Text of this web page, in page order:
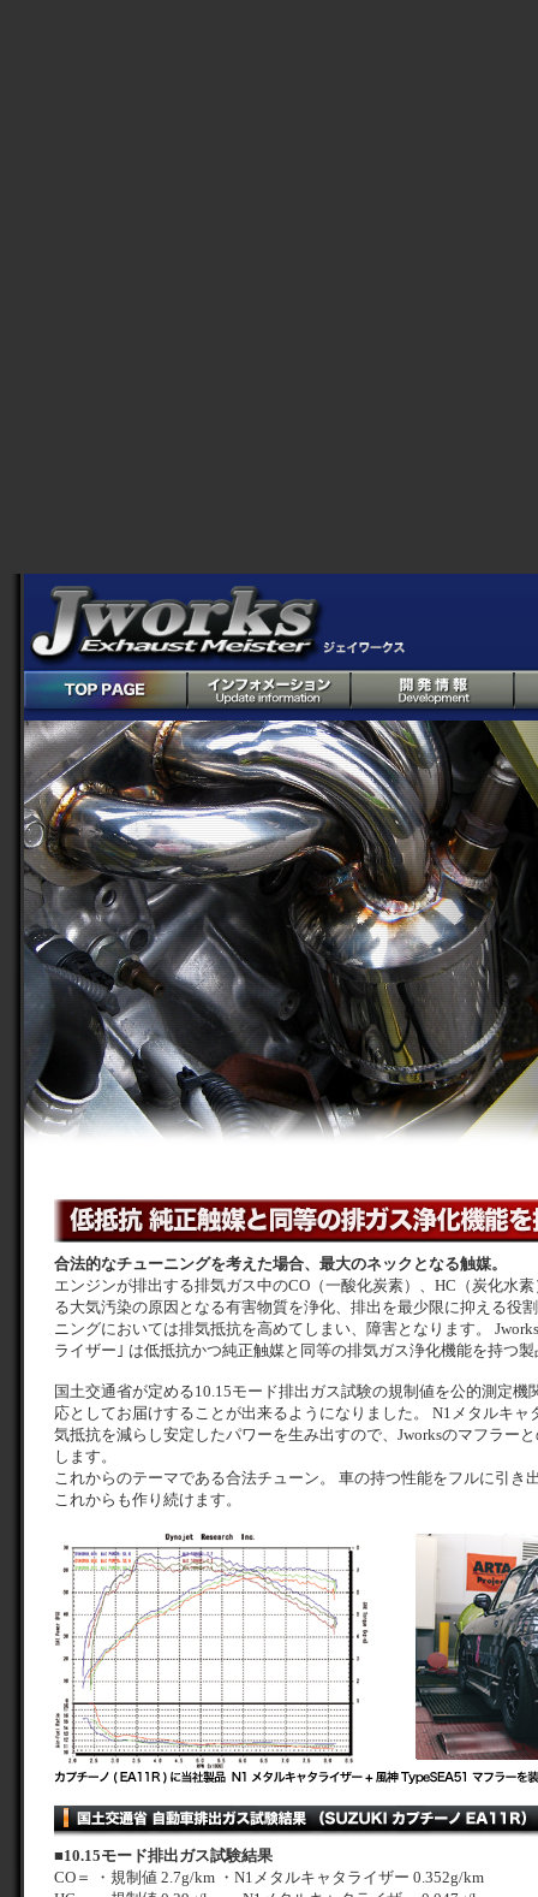
合法的なチューニングを考えた場合、最大のネックとなる触媒。
エンジンが排出する排気ガス中のCO（一酸化炭素）、HC（炭化水
る大気汚染の原因となる有害物質を浄化、排出を最少限に抑える役
ニングにおいては排気抵抗を高めてしまい、障害となります。
ライザー｣ は低抵抗かつ純正触媒と同等の排気ガス浄化機能を持つ
国土交通省が定める10.15モード排出ガス試験の規制値を公的測定
応としてお届けすることが出来るようになりました。 N1メタルキ
気抵抗を減らし安定したパワーを生み出すので、Jworksのマフラー
します。
これからのテーマである合法チューン。 車の持つ性能をフルに引き
これからも作り続けます。
■10.15モード排出ガス試験結果
CO＝ ・規制値 2.7g/km ・N1メタルキャタライザー 0.352g/km